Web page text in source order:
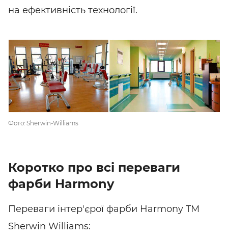
на ефективність технології.
SHARE SUBSCRIBE
Фото: Sherwin-Williams
Коротко про всі переваги
фарби Harmony
Переваги інтер'єрої фарби Harmony TM
Sherwin Williams: